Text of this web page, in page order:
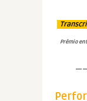
Prêmio